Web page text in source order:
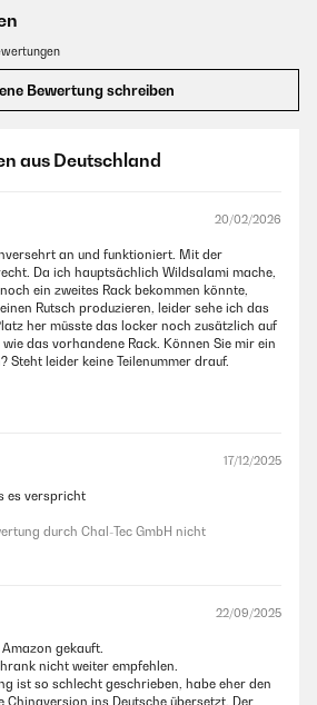
Bewertung schreiben
aus Deutschland
20/02/2026
an und funktioniert. Mit der
Da ich hauptsächlich Wildsalami mache,
ein zweites Rack bekommen könnte,
Rutsch produzieren, leider sehe ich das
her müsste das locker noch zusätzlich auf
das vorhandene Rack. Können Sie mir ein
Steht leider keine Teilenummer drauf.
17/12/2025
es verspricht
durch Chal-Tec GmbH nicht
22/09/2025
gekauft.
nicht weiter empfehlen.
ist so schlecht geschrieben, habe eher den
Chinaversion ins Deutsche übersetzt. Der